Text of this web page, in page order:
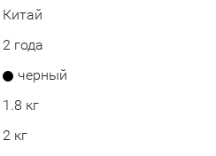
Китай
2 года
черный
1.8 кг
2 кг